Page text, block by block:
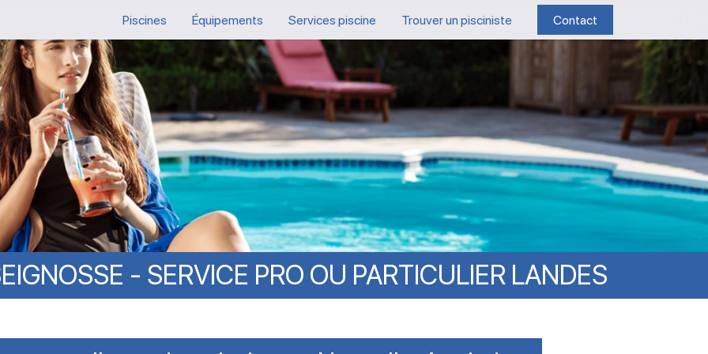
Piscines Équipements Services piscine Trouver un pisciniste Contact
- SERVICE PRO OU PARTICULIER LANDES